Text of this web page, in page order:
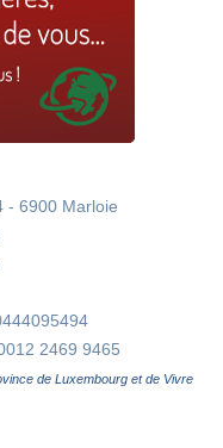
- 6900 Marloie
2469 9465
de Luxembourg et de Vivre